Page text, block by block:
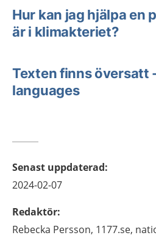
Hur kan jag hjälpa en
är i klimakteriet?
Texten finns översatt
languages
Senast uppdaterad:
2024-02-07
Redaktör:
Rebecka Persson, 1177.se,